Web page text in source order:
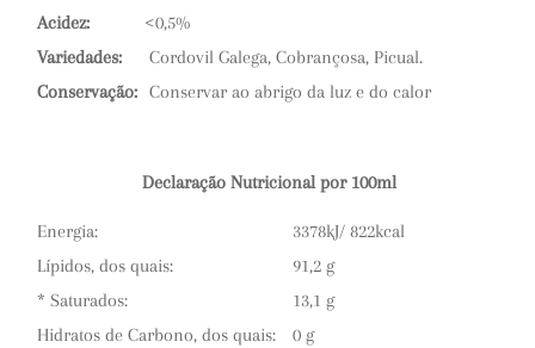
Acidez:
<0,5%
Variedades:
Cordovil Galega, Cobrançosa, Picual.
Conservação: Conservar ao abrigo da luz e do calor
Declaração Nutricional por 100ml
Energia:
3378kJ/ 822kcal
Lípidos, dos quais:
91,2 g
* Saturados:
13,1 g
Hidratos de Carbono, dos quais:
0 g